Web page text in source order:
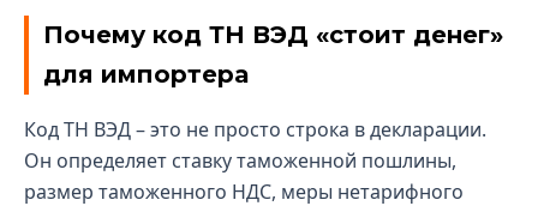
Почему код ТН ВЭД «стоит денег»
для импортера
Код ТН ВЭД – это не просто строка в декларации.
Он определяет ставку таможенной пошлины,
размер таможенного НДС, меры нетарифного